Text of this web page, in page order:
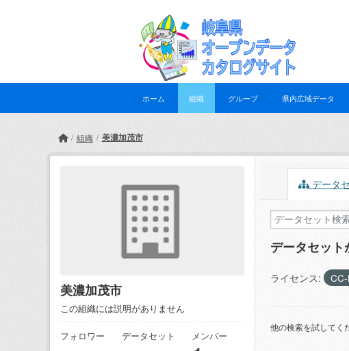
ホーム 組織 グループ 県内広域データ
組織 美濃加茂市
美濃加茂市
この組織には説明がありません
フォロワー データセット メンバー
データ
データセッ
ライセンス:
他の検索を試してく